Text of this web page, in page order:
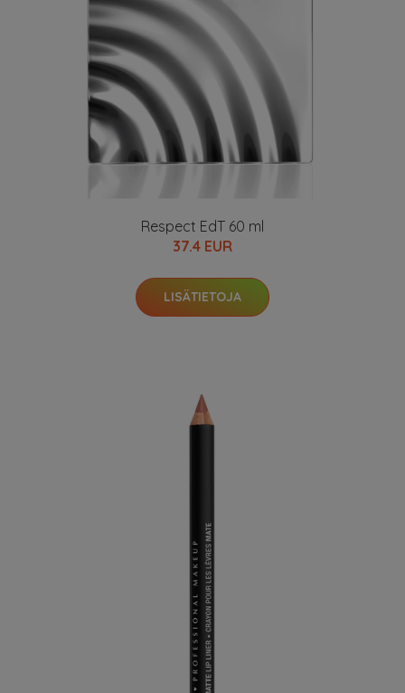
Respect EdT 60 ml
37.4 EUR
LISÄTIETOJA